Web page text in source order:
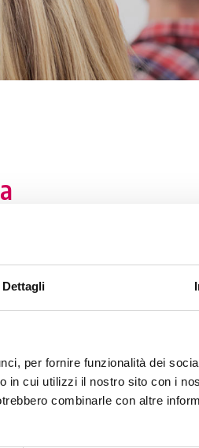
Dettagli
per fornire funzionalità dei
in cui utilizzi il nostro sito con i
combinarle con altre
Amministrazione
in percorsi
campo e l’accesso a un
extracurricolare, è prevista
e ANCI Lombardia, gli Enti